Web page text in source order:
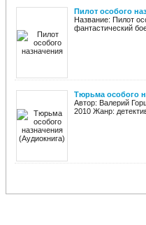
Пилот особого
Название: Пилот
фантастический
Тюрьма особого
Автор: Валерий
2010 Жанр: